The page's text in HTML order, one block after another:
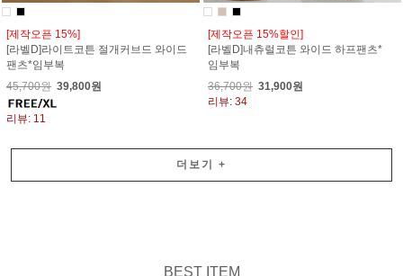
[제작오픈 15%]
[라벨D]라이트코튼 절개커브드 와이드
팬츠*임부복
45,700원 39,800원
리뷰: 11
[제작오픈 15%할인]
[라벨D]내츄럴코튼 와이드 하프팬츠*
임부복
36,700원 31,900원
리뷰: 34
더보기 +
BEST ITEM